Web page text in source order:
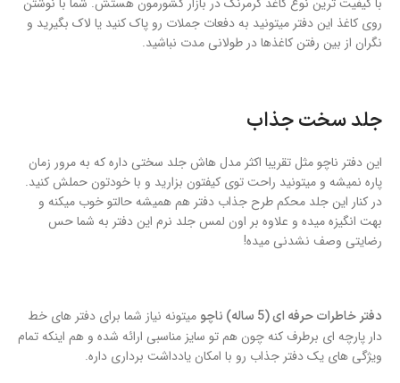
روی کاغذ این دفتر میتونید به دفعات جملات رو پاک کنید یا لاک بگیرید و
نگران از بین رفتن کاغذها در طولانی مدت نباشید.
جلد سخت جذاب
این دفتر ناچو مثل تقریبا اکثر مدل هاش جلد سختی داره که به مرور زمان
پاره نمیشه و میتونید راحت توی کیفتون بزارید و با خودتون حملش کنید.
در کنار این جلد محکم طرح جذاب دفتر هم همیشه حالتو خوب میکنه و
بهت انگیزه میده و علاوه بر اون لمس جلد نرم این دفتر به شما حس
رضایتی وصف نشدنی میده!
دفتر خاطرات حرفه ای (5 ساله) ناچو
میتونه نیاز شما برای دفتر های خط
دار پارچه ای برطرف کنه چون هم تو سایز مناسبی ارائه شده و هم اینکه تمام
ویژگی های یک دفتر جذاب رو با امکان یادداشت برداری داره.